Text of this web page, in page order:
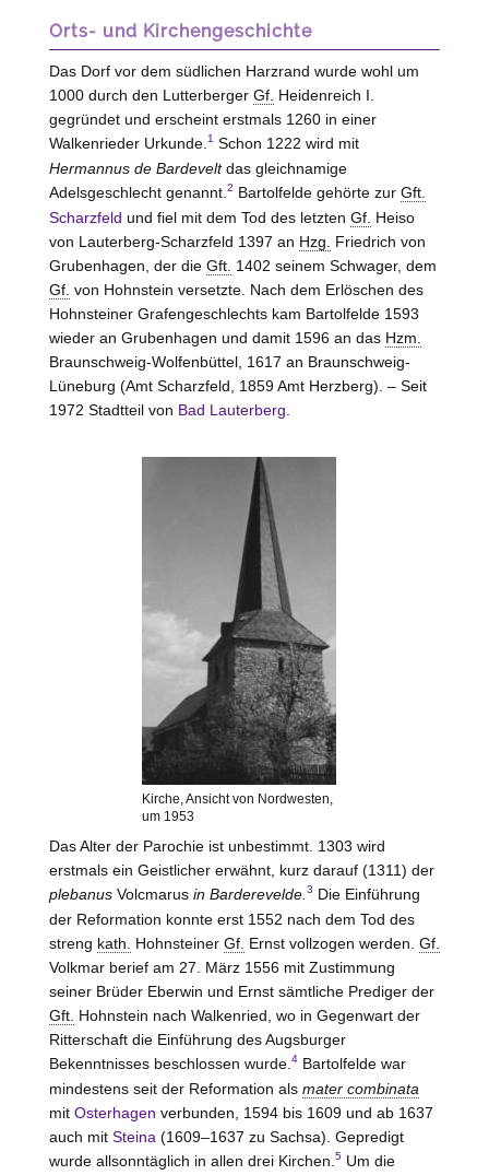
Orts- und Kirchengeschichte
Das Dorf vor dem südlichen Harzrand wurde wohl um
1000 durch den Lutterberger Gf. Heidenreich I.
gegründet und erscheint erstmals 1260 in einer
Walkenrieder Urkunde. 1 Schon 1222 wird mit
Hermannus de Bardeveltdas gleichnamige
Adelsgeschlecht genannt. 2 Bartolfelde gehörte zur Gft.
Scharzfeld und fiel mit dem Tod des letzten Gf. Heiso
von Lauterberg-Scharzfeld 1397 an Hzg.
Friedrich von
Grubenhagen , der die Gft. 1402 seinem Schwager, dem
Gf. von Hohnstein versetzte. Nach dem Erlöschen des
Hohnsteiner Grafengeschlechts kam Bartolfelde 1593
wieder an Grubenhagen und damit 1596 an das Hzm.
Braunschweig-Wolfenbüttel, 1617 an Braunschweig-
Lüneburg (Amt Scharzfeld , 1859 Amt Herzberg). – Seit
1972 Stadtteil von Bad Lauterberg
Kirche, Ansicht von Nordwesten,
um 1953
Das Alter der Parochie ist unbestimmt. 1303 wird
erstmals ein Geistlicher erwähnt, kurz darauf (1311) der
plebanusVolcmarus in Barderevelde. 3 Die Einführung
der Reformation konnte erst 1552 nach dem Tod des
streng kath. Hohnsteiner Gf. Ernst vollzogen werden. Gf.
Volkmar berief am 27. März 1556 mit Zustimmung
seiner Brüder Eberwin und Ernst sämtliche Prediger der
Gft. Hohnstein nach Walkenried, wo in Gegenwart der
Ritterschaft die Einführung des Augsburger
Bekenntnisses beschlossen wurde. 4Bartolfelde war
mindestens seit der Reformation als mater combinata
mit Osterhagen verbunden, 1594 bis 1609 und ab 1637
auch mit Steina (1609–1637 zu Sachsa). Gepredigt
wurde allsonntäglich in allen drei Kirchen. 5Um die